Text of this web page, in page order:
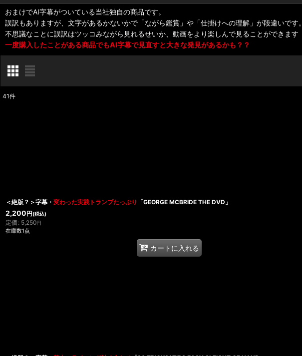
おまけでAI字幕がついている当社独自の商品です。
誤訳もありますが、文字があるかないかで「ながら鑑賞」や「仕掛けへの理解」が段違いです。
不思議なことに誤訳はツッコみながら見れるせいか、動画をより楽しんで見ることができます
一度購入したことがある商品でもAI字幕で見直すと大きな発見があるかも？？
41件
＜絶版？＞字幕・ 変わった実践トランプたっぷり 「GEORGE MCBRIDE THE DVD」
2,200 円 (税込)
定価 : 5,250円
在庫数1点
カートに入れる